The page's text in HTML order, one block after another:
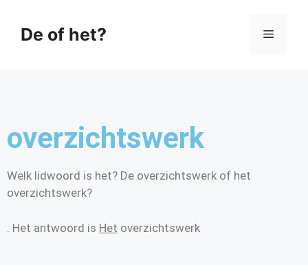
De of het?
overzichtswerk
Welk lidwoord is het? De overzichtswerk of het
overzichtswerk?
. Het antwoord is Het overzichtswerk